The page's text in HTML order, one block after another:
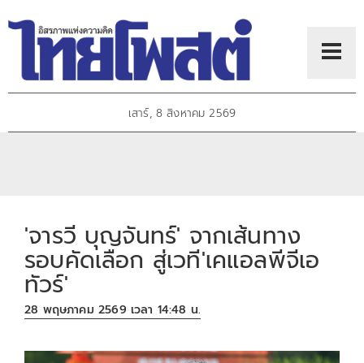
เสาร์, 8 สิงหาคม 2569
'จารวี บุญจันทร์' จากเส้นทาง
รอบคัดเลือก สู่เวที'เคแอลพีจีเอ
ทัวร์'
28 พฤษภาคม 2569 เวลา 14:48 น.